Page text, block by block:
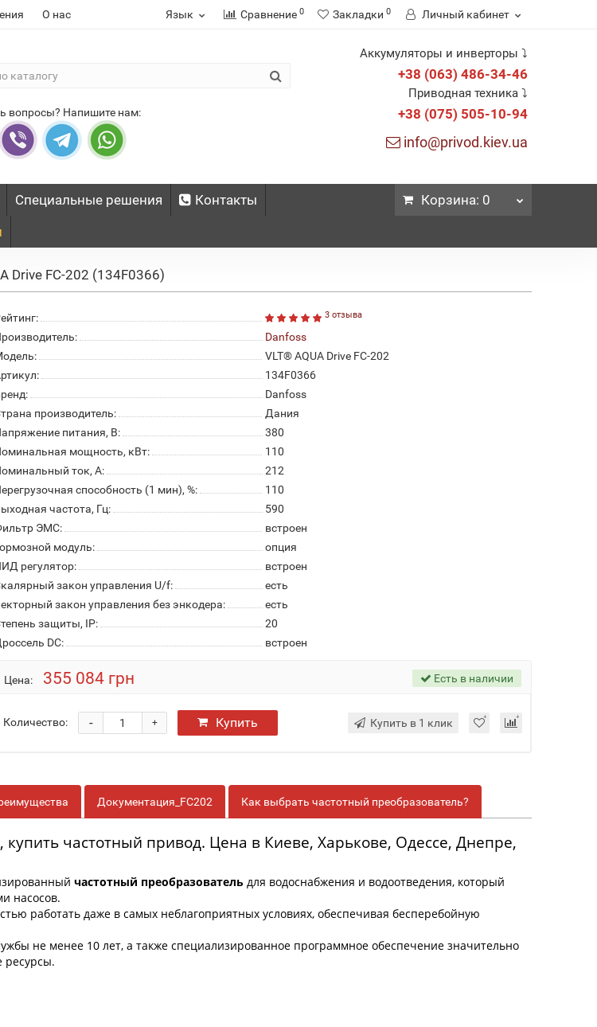
О нас Язык Сравнение 0 Закладки 0 Личный кабинет
вопросы? Напишите нам:
Аккумуляторы и инверторы ⤵
+38 (063) 486-34-46
Приводная техника ⤵
+38 (075) 505-10-94
info@privod.kiev.ua
Специальные решения
Контакты
Корзина: 0
Drive FC-202 (134F0366)
3 отзыва
Danfoss
VLT® AQUA Drive FC-202
134F0366
Danfoss
производитель:
Дания
питания, В:
380
мощность, кВт:
110
ток, А:
212
способность (1 мин), %:
110
частота, Гц:
590
ЭМС:
встроен
модуль:
опция
регулятор:
встроен
закон управления U/f:
есть
закон управления без энкодера:
есть
защиты, IP:
20
DC:
встроен
Цена: 355 084 грн Есть в наличии
Количество: +
- Купить Купить в 1 клик
Документация_FC202 Как выбрать частотный преобразователь?
купить частотный привод. Цена в Киеве, Харькове, Одессе, Днепре,
частотный преобразователь для водоснабжения и водоотведения, который
насосов.
работать даже в самых неблагоприятных условиях, обеспечивая бесперебойную
не менее 10 лет, а также специализированное программное обеспечение значительно
ресурсы.